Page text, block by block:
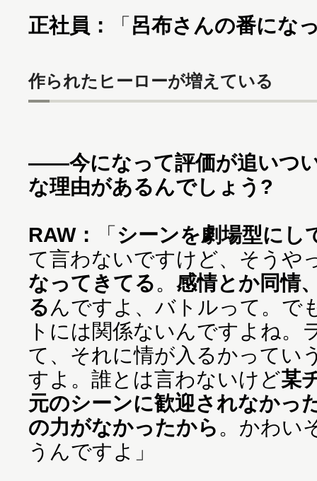
正社員： 「呂布さんの番にな
作られたヒーローが増えている
——今になって評価が追いつ
な理由があるんでしょう?
RAW： 「シーンを劇場型にし
て言わないですけど、そうや
なってきてる。 感情とか同情
るんですよ、バトルって。で
トには関係ないんですよね。
て、それに情が入るかってい
すよ。誰とは言わないけど某
元のシーンに歓迎されなかっ
の力がなかったから 。かわい
うんですよ」